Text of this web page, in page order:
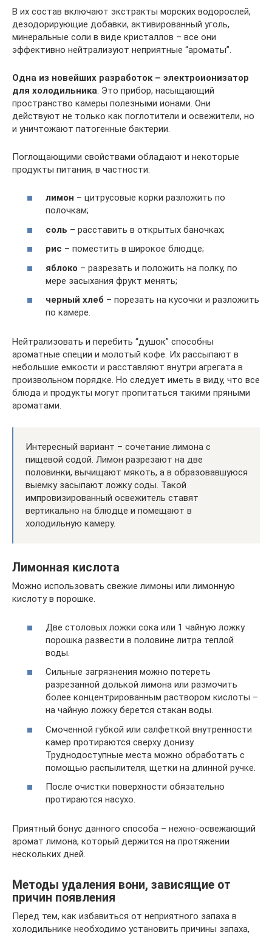
В их состав включают экстракты морских водорослей,
дезодорирующие добавки, активированный уголь,
минеральные соли в виде кристаллов – все они
эффективно нейтрализуют неприятные “ароматы”.
Одна из новейших разработок – электроионизатор
для холодильника . Это прибор, насыщающий
пространство камеры полезными ионами. Они
действуют не только как поглотители и освежители, но
и уничтожают патогенные бактерии.
Поглощающими свойствами обладают и некоторые
продукты питания, в частности:
лимон – цитрусовые корки разложить по
полочкам;
соль – расставить в открытых баночках;
рис – поместить в широкое блюдце;
яблоко – разрезать и положить на полку, по
мере засыхания фрукт менять;
черный хлеб – порезать на кусочки и разложить
по камере.
Нейтрализовать и перебить “душок” способны
ароматные специи и молотый кофе. Их рассыпают в
небольшие емкости и расставляют внутри агрегата в
произвольном порядке. Но следует иметь в виду, что все
блюда и продукты могут пропитаться такими пряными
ароматами.
Интересный вариант – сочетание лимона с
пищевой содой. Лимон разрезают на две
половинки, вычищают мякоть, а в образовавшуюся
выемку засыпают ложку соды. Такой
импровизированный освежитель ставят
вертикально на блюдце и помещают в
холодильную камеру.
Лимонная кислота
Можно использовать свежие лимоны или лимонную
кислоту в порошке.
Две столовых ложки сока или 1 чайную ложку
порошка развести в половине литра теплой
воды.
Сильные загрязнения можно потереть
разрезанной долькой лимона или размочить
более концентрированным раствором кислоты –
на чайную ложку берется стакан воды.
Смоченной губкой или салфеткой внутренности
камер протираются сверху донизу.
Труднодоступные места можно обработать с
помощью распылителя, щетки на длинной ручке.
После очистки поверхности обязательно
протираются насухо.
Приятный бонус данного способа – нежно-освежающий
аромат лимона, который держится на протяжении
нескольких дней.
Методы удаления вони, зависящие от
причин появления
Перед тем, как избавиться от неприятного запаха в
холодильнике необходимо установить причины запаха,